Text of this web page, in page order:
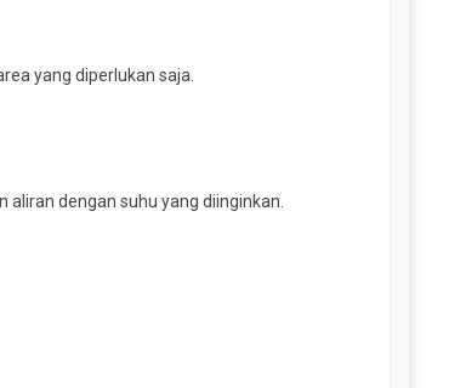
yang diperlukan saja.
dengan suhu yang diinginkan.